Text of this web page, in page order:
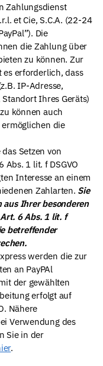
Zahlungsdienst
et Cie, S.C.A. (22-24
Die
die Zahlung über
zu können. Zur
es erforderlich, dass
IP-Adresse,
Ihres Geräts)
können auch
ermöglichen die
Setzen von
Abs. 1 lit. f DSGVO
Interesse an einem
Zahlarten. Sie
aus Ihrer besonderen
6 Abs. 1 lit. f
betreffender
werden die zur
an PayPAl
der gewählten
erfolgt auf
Nähere
Verwendung des
Sie in der
.